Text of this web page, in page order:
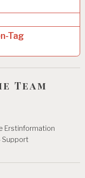
Tag
Team
Erstinformation
Support